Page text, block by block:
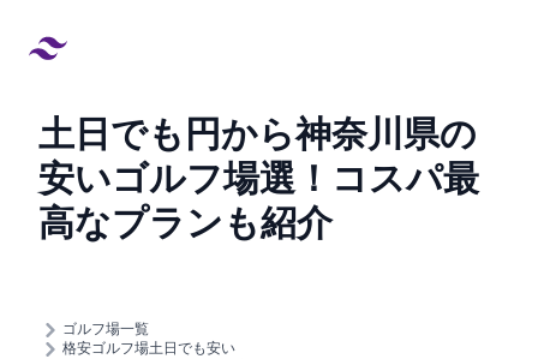
土日でも4655円から!神奈川県の
安いゴルフ場8選！コスパ最
高なプランも紹介
ゴルフ場一覧
格安ゴルフ場/土日でも安い